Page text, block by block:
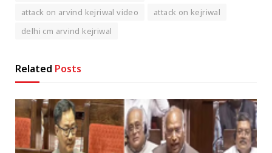
attack on arvind kejriwal video
attack on kejriwal
delhi cm arvind kejriwal
Related Posts